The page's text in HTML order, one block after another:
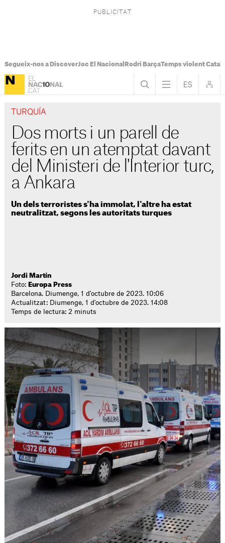
Segueix-nos a DiscoverJoc El Nacional Rodri BarçaTemps violent
TURQUÍA
Dos morts i un parell de
ferits en un atemptat davant
del Ministeri de l'Interior turc,
a Ankara
Un dels terroristes s'ha immolat, l'altre ha estat
neutralitzat, segons les autoritats turques
Jordi Martín
Foto: Europa Press
Barcelona. Diumenge, 1 d'octubre de 2023. 10:06
Actualitzat: Diumenge, 1 d'octubre de 2023. 14:08
Temps de lectura: 2 minuts